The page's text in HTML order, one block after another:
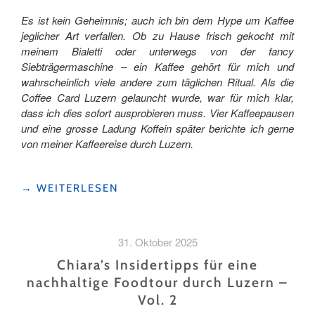
Es ist kein Geheimnis; auch ich bin dem Hype um Kaffee
jeglicher Art verfallen. Ob zu Hause frisch gekocht mit
meinem Bialetti oder unterwegs von der fancy
Siebträgermaschine – ein Kaffee gehört für mich und
wahrscheinlich viele andere zum täglichen Ritual. Als die
Coffee Card Luzern gelauncht wurde, war für mich klar,
dass ich dies sofort ausprobieren muss. Vier Kaffeepausen
und eine grosse Ladung Koffein später berichte ich gerne
von meiner Kaffeereise durch Luzern.
"KAFFEEPAUSE
→ WEITERLESEN
31. Oktober 2025
Chiara’s Insidertipps für eine
nachhaltige Foodtour durch Luzern –
Vol. 2